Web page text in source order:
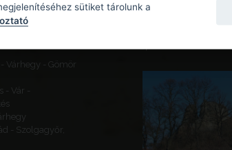
Várhegy - Gömör
- Vár -
- Szolgagyőr,
sütiket tárolunk a